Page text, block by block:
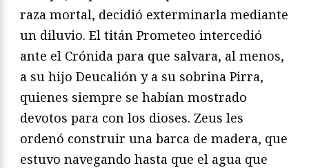
raza mortal, decidió exterminarla mediante
un diluvio. El titán Prometeo intercedió
ante el Crónida para que salvara, al menos,
a su hijo Deucalión y a su sobrina Pirra,
quienes siempre se habían mostrado
devotos para con los dioses. Zeus les
ordenó construir una barca de madera, que
estuvo navegando hasta que el agua que